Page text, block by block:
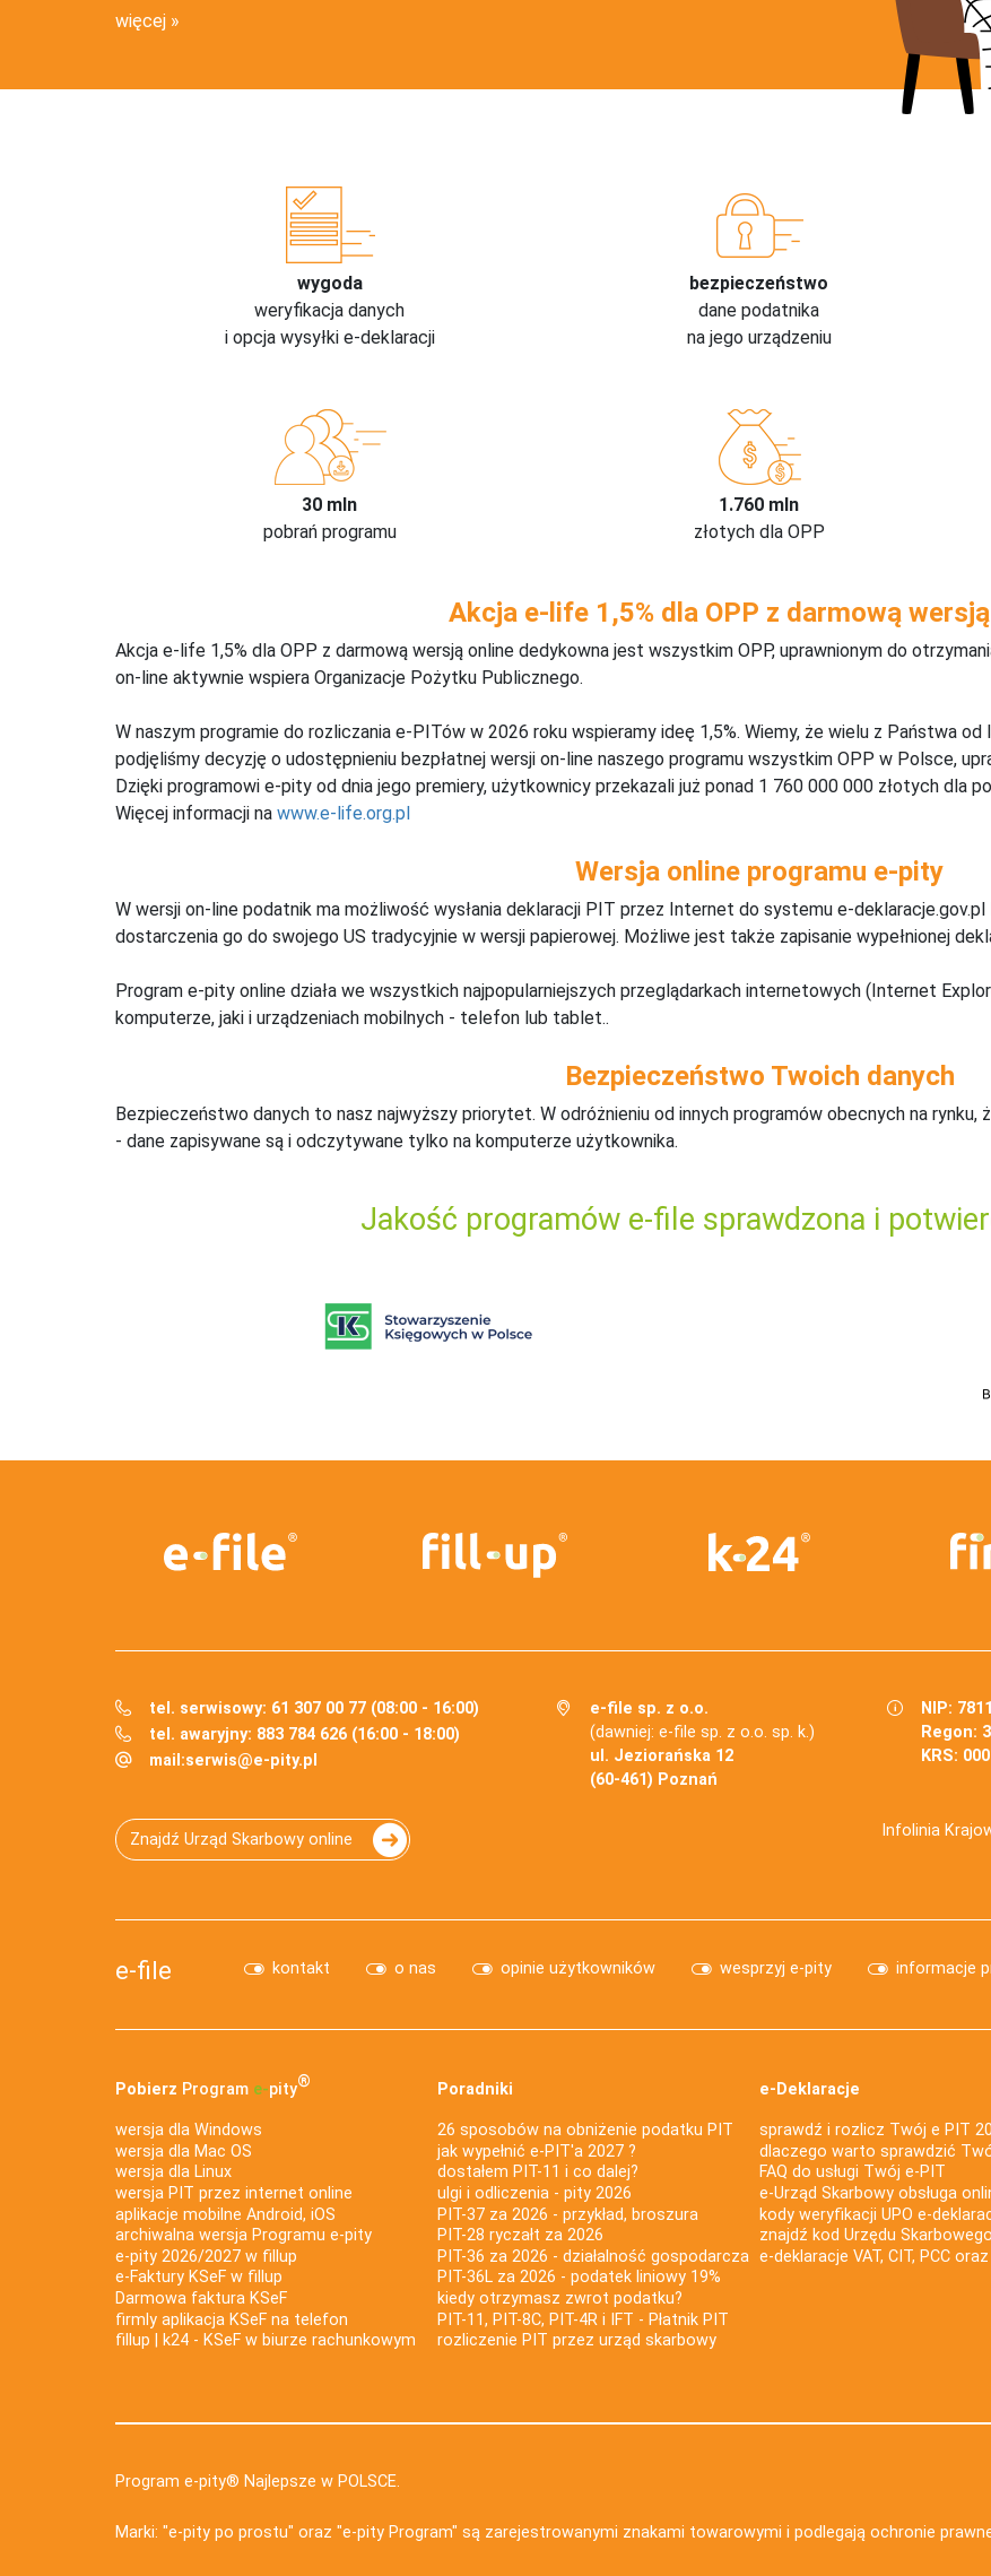
więcej
wygoda
weryfikacja danych
i opcja wysyłki e-deklaracji
bezpieczeństwo
dane podatnika
na jego urządzeniu
30 mln
pobrań programu
1.760 mln
złotych dla OPP
Akcja e-life 1,5% dla OPP z darmową
Akcja e-life 1,5% dla OPP z darmową wersją online dedykowna jest wszystkim OPP, uprawnionym do
on-line aktywnie wspiera Organizacje Pożytku Publicznego.
W naszym programie do rozliczania e-PITów w 2026 roku wspieramy ideę 1,5%. Wiemy, że wielu z Państwa
podjęliśmy decyzję o udostępnieniu bezpłatnej wersji on-line naszego programu wszystkim OPP w Polsce,
Dzięki programowi e-pity od dnia jego premiery, użytkownicy przekazali już ponad 1 760 000 000 złotych dla
Więcej informacji na www.e-life.org.pl
Wersja online programu e-pity
W wersji on-line podatnik ma możliwość wysłania deklaracji PIT przez Internet do systemu e-
dostarczenia go do swojego US tradycyjnie w wersji papierowej. Możliwe jest także zapisanie wypełnionej
Program e-pity online działa we wszystkich najpopularniejszych przeglądarkach internetowych (Internet
komputerze, jaki i urządzeniach mobilnych - telefon lub tablet..
Bezpieczeństwo Twoich danych
Bezpieczeństwo danych to nasz najwyższy priorytet. W odróżnieniu od innych programów obecnych na rynku, ż
- dane zapisywane są i odczytywane tylko na komputerze użytkownika.
Jakość programów e-file sprawdzona i
tel. serwisowy: 61 307 00 77 (08:00 - 16:00)
tel. awaryjny: 883 784 626 (16:00 - 18:00)
mail:serwis@e-pity.pl
e-file sp. z o.o.
(dawniej: e-file sp. z o.o. sp. k.)
ul. Jeziorańska 12
(60-461) Poznań
NIP:
Regon:
KRS:
Znajdź Urząd Skarbowy online Infolinia
e-file kontakt o nas opinie użytkowników wesprzyj e-pity informacje
Pobierz Program e‑pity®
wersja dla Windows
wersja dla Mac OS
wersja dla Linux
wersja PIT przez internet online
aplikacje mobilne Android, iOS
archiwalna wersja Programu e-pity
e-pity 2026/2027 w fillup
e‑Faktury KSeF w fillup
Darmowa faktura KSeF
firmly aplikacja KSeF na telefon
fillup | k24 - KSeF w biurze rachunkowym
Poradniki
26 sposobów na obniżenie podatku PIT
jak wypełnić e-PIT'a 2027 ?
dostałem PIT-11 i co dalej?
ulgi i odliczenia - pity 2026
PIT-37 za 2026 - przykład, broszura
PIT-28 ryczałt za 2026
PIT-36 za 2026 - działalność gospodarcza
PIT-36L za 2026 - podatek liniowy 19%
kiedy otrzymasz zwrot podatku?
PIT-11, PIT-8C, PIT-4R i IFT - Płatnik PIT
rozliczenie PIT przez urząd skarbowy
e-Deklaracje
sprawdź i rozlicz Twój e PIT
dlaczego warto sprawdzić
FAQ do usługi Twój e-PIT
e-Urząd Skarbowy obsługa
kody weryfikacji UPO e-
znajdź kod Urzędu Skarbowego
e-deklaracje VAT, CIT, PCC
Program e-pity® Najlepsze w POLSCE.
Marki: "e-pity po prostu" oraz "e-pity Program" są zarejestrowanymi znakami towarowymi i podlegają ochronie